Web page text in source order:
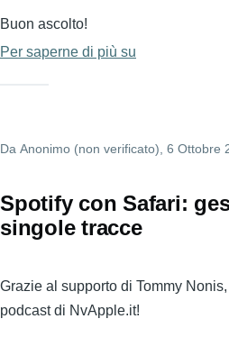
Buon ascolto!
Per saperne di più su
di
documento
Da Anonimo (non verificato) , 6 Ottobre
Spotify con Safari:
singole tracce
Grazie al supporto di Tommy
podcast di NvApple.it!